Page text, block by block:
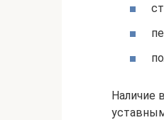
Наличие